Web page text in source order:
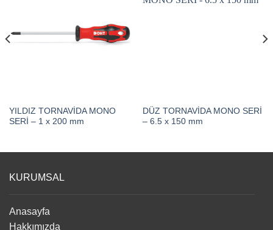
YILDIZ TORNAVİDA MONO
SERİ – 1 x 200 mm
DÜZ TORNAVİDA MONO SERİ
– 6.5 x 150 mm
KURUMSAL
Anasayfa
Hakkımızda